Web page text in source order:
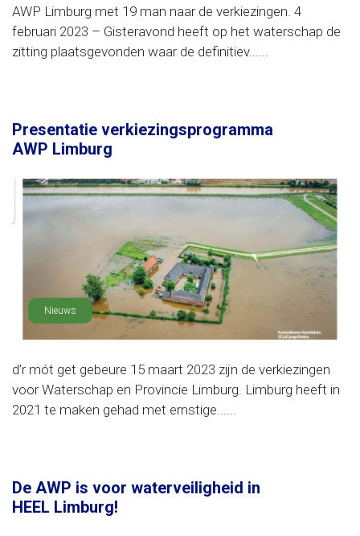
AWP Limburg met 19 man naar de verkiezingen. 4
februari 2023 – Gisteravond heeft op het waterschap de
zitting plaatsgevonden waar de definitiev......
Presentatie verkiezingsprogramma
AWP Limburg
Nieuws
d’r mót get gebeure 15 maart 2023 zijn de verkiezingen
voor Waterschap en Provincie Limburg. Limburg heeft in
2021 te maken gehad met ernstige......
De AWP is voor waterveiligheid in
HEEL Limburg!